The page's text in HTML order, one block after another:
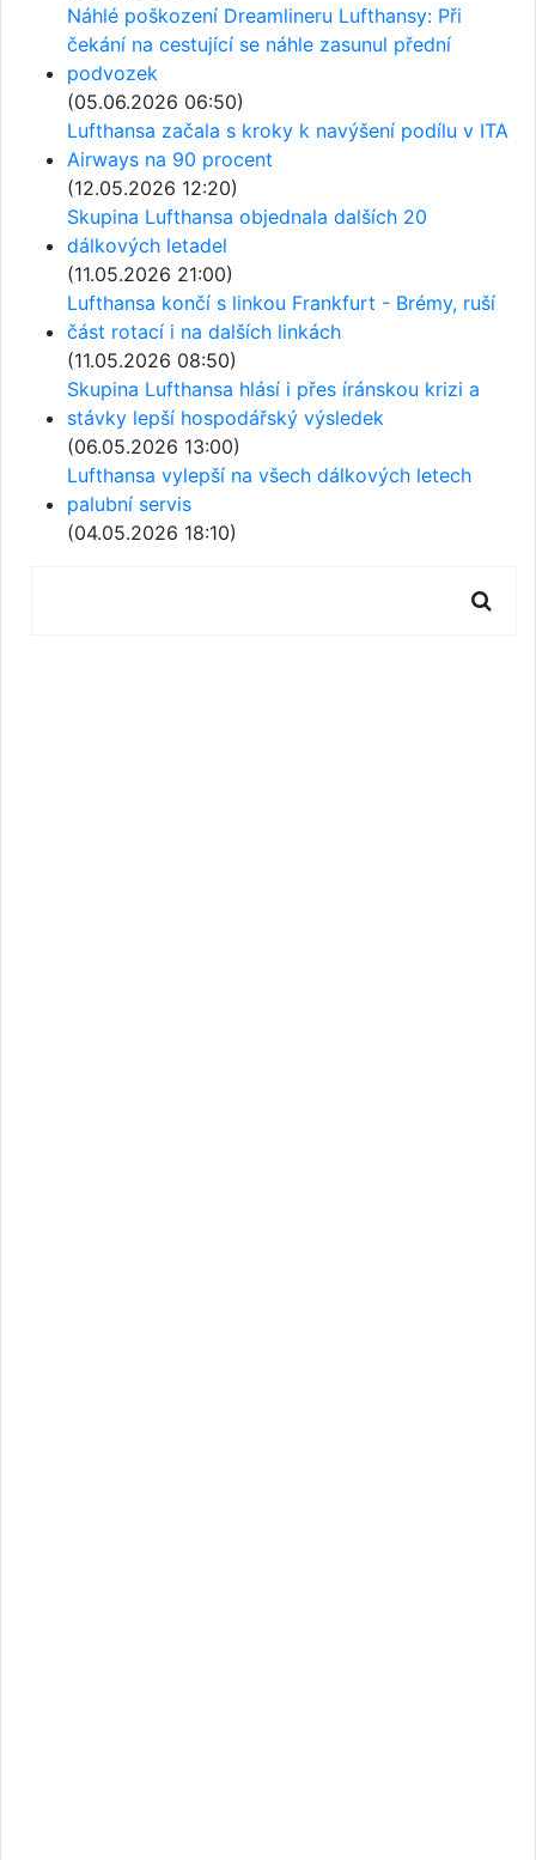
Náhlé poškození Dreamlineru Lufthansy: Při
čekání na cestující se náhle zasunul přední
podvozek
(05.06.2026 06:50)
Lufthansa začala s kroky k navýšení podílu v ITA
Airways na 90 procent
(12.05.2026 12:20)
Skupina Lufthansa objednala dalších 20
dálkových letadel
(11.05.2026 21:00)
Lufthansa končí s linkou Frankfurt - Brémy, ruší
část rotací i na dalších linkách
(11.05.2026 08:50)
Skupina Lufthansa hlásí i přes íránskou krizi a
stávky lepší hospodářský výsledek
(06.05.2026 13:00)
Lufthansa vylepší na všech dálkových letech
palubní servis
(04.05.2026 18:10)